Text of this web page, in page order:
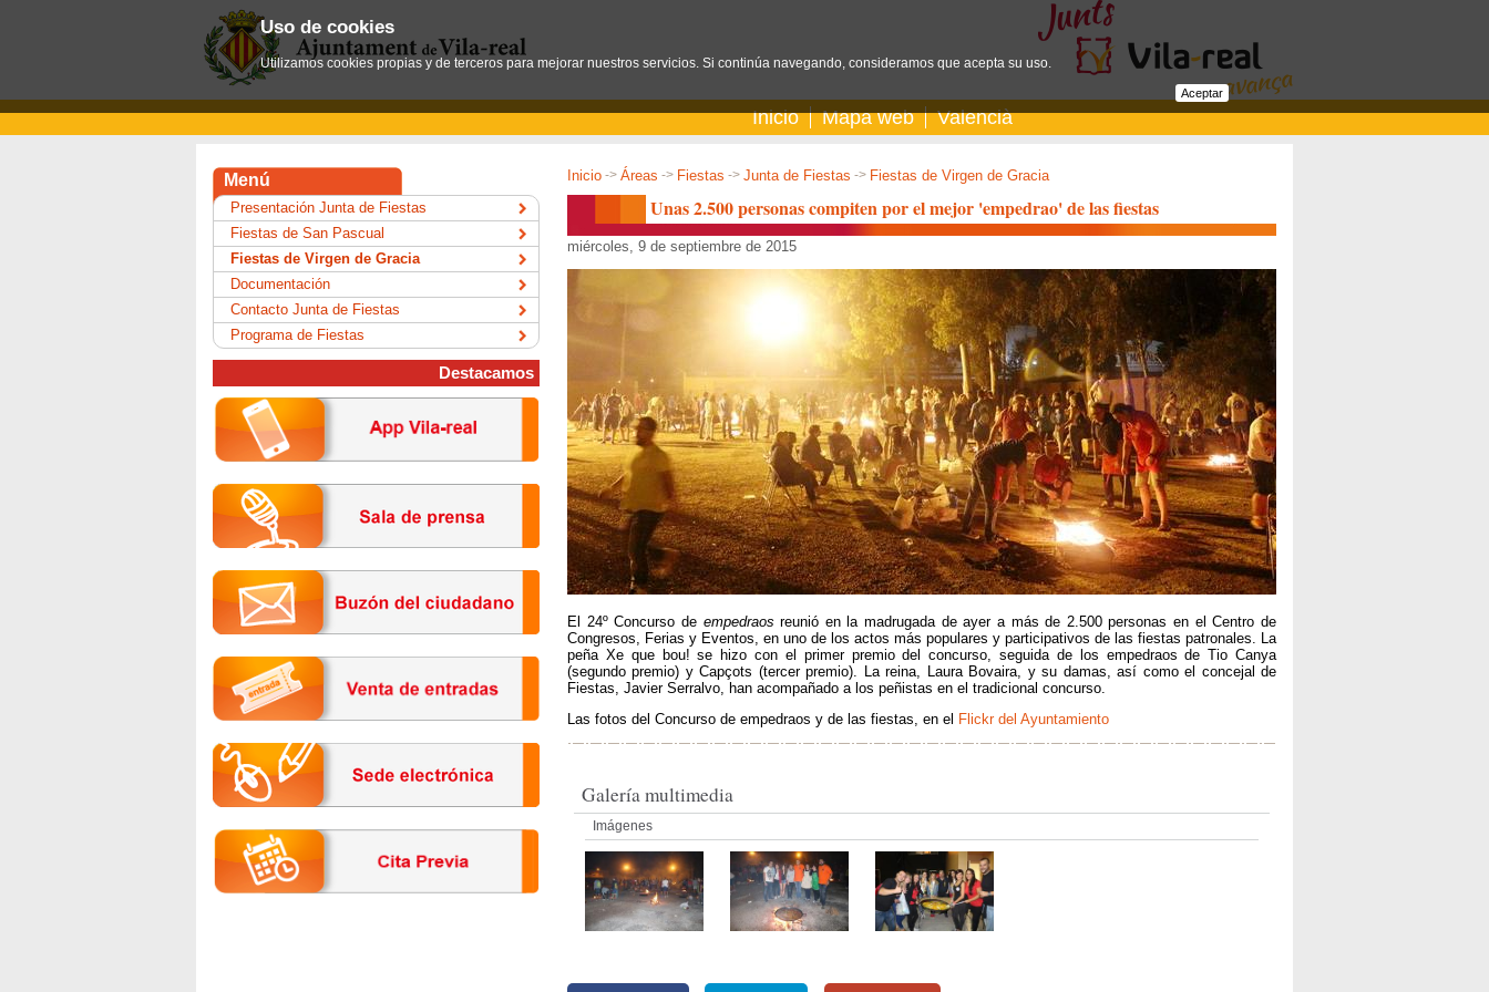
Inicio Mapa web Valencià
Inicio -> Áreas -> Fiestas -> Junta de Fiestas -> Fiestas de Virgen de Gracia
Unas 2.500 personas compiten por el mejor 'empedrao' de las fiestas
miércoles, 9 de septiembre de 2015
El 24º Concurso de empedraosreunió en la madrugada de ayer a más de 2.500 personas en el Centro de
Congresos, Ferias y Eventos, en uno de los actos más populares y participativos de las fiestas patronales. La
peña Xe que bou! se hizo con el primer premio del concurso, seguida de los empedraos de Tio Canya
(segundo premio) y Capçots (tercer premio). La reina, Laura Bovaira, y su damas, así como el concejal de
Fiestas, Javier Serralvo, han acompañado a los peñistas en el tradicional concurso.
Las fotos del Concurso de empedraos y de las fiestas, en el Flickr del Ayuntamiento
Galería multimedia
Imágenes
Menú
Presentación Junta de Fiestas
Fiestas de San Pascual
Fiestas de Virgen de Gracia
Documentación
Contacto Junta de Fiestas
Programa de Fiestas
Destacamos
Uso de cookies
Utilizamos cookies propias y de terceros para mejorar nuestros servicios. Si continúa navegando, consideramos que acepta su uso.
Aceptar